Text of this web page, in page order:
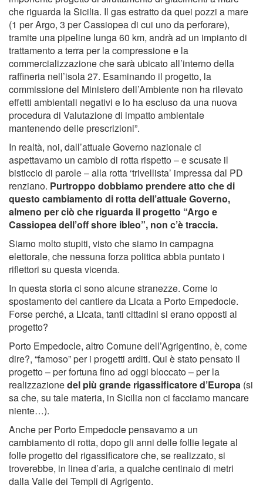
che riguarda la Sicilia. Il gas estratto da quei pozzi a mare
(1 per Argo, 3 per Cassiopea di cui uno da perforare),
tramite una pipeline lunga 60 km, andrà ad un impianto di
trattamento a terra per la compressione e la
commercializzazione che sarà ubicato all’interno della
raffineria nell’isola 27. Esaminando il progetto, la
commissione del Ministero dell’Ambiente non ha rilevato
effetti ambientali negativi e lo ha escluso da una nuova
procedura di Valutazione di impatto ambientale
mantenendo delle prescrizioni”.
In realtà, noi, dall’attuale Governo nazionale ci
aspettavamo un cambio di rotta rispetto – e scusate il
bisticcio di parole – alla rotta ‘trivellista’ impressa dal PD
renziano. Purtroppo dobbiamo prendere atto che di
questo cambiamento di rotta dell’attuale Governo,
almeno per ciò che riguarda il progetto “Argo e
Cassiopea dell’off shore ibleo”, non c’è traccia.
Siamo molto stupiti, visto che siamo in campagna
elettorale, che nessuna forza politica abbia puntato i
riflettori su questa vicenda.
In questa storia ci sono alcune stranezze. Come lo
spostamento del cantiere da Licata a Porto Empedocle.
Forse perché, a Licata, tanti cittadini si erano opposti al
progetto?
Porto Empedocle, altro Comune dell’Agrigentino, è, come
dire?, “famoso” per i progetti arditi. Qui è stato pensato il
progetto – per fortuna fino ad oggi bloccato – per la
realizzazionedel più grande rigassificatore d’Europa (si
sa che, su tale materia, in Sicilia non ci facciamo mancare
niente…).
Anche per Porto Empedocle pensavamo a un
cambiamento di rotta, dopo gli anni delle follie legate al
folle progetto del rigassificatore che, se realizzato, si
troverebbe, in linea d’aria, a qualche centinaio di metri
dalla Valle dei Templi di Agrigento.